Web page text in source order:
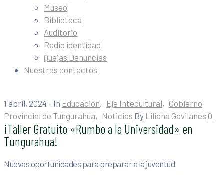
Museo
Biblioteca
Auditorio
Radio identidad
Quejas Denuncias
Nuestros contactos
1 abril, 2024 - In Educación‚ Eje Intecultural‚ Gobierno
Provincial de Tungurahua‚ Noticias By Liliana Gavilanes 0
¡Taller Gratuito «Rumbo a la Universidad» en
Tungurahua!
Nuevas oportunidades para preparar a la juventud